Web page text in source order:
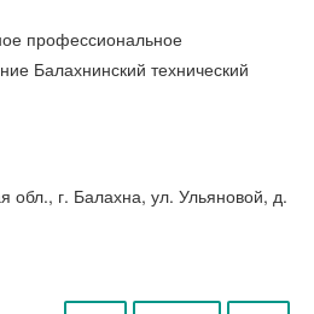
профессиональное
Балахнинский технический
обл., г. Балахна, ул. Ульяновой, д.